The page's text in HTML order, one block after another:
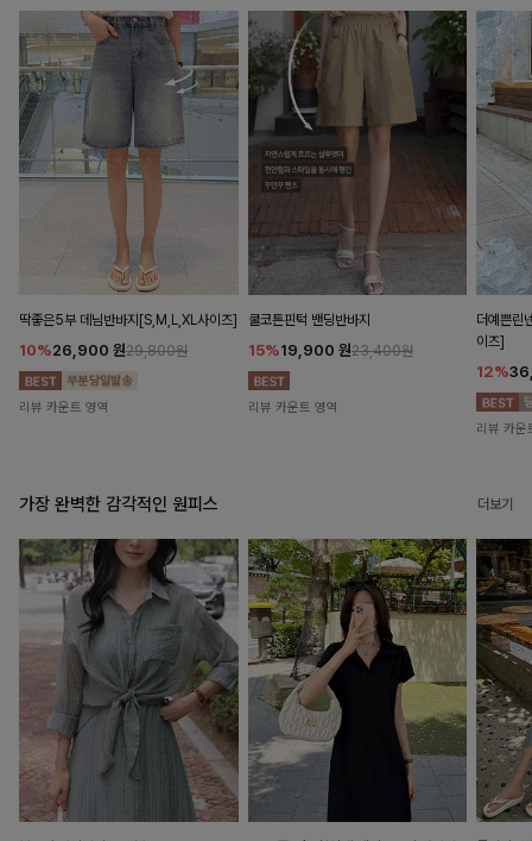
딱좋은5부 데님반바지[S,M,L,XL사이즈]
10%26,900 원29,800원
리뷰 카운트 영역
쿨코튼핀턱 밴딩반바지
15%19,900 원23,400원
리뷰 카운트 영역
더예쁜린
이즈]
12%
리뷰 카운
가장 완벽한 감각적인 원피스 더보기